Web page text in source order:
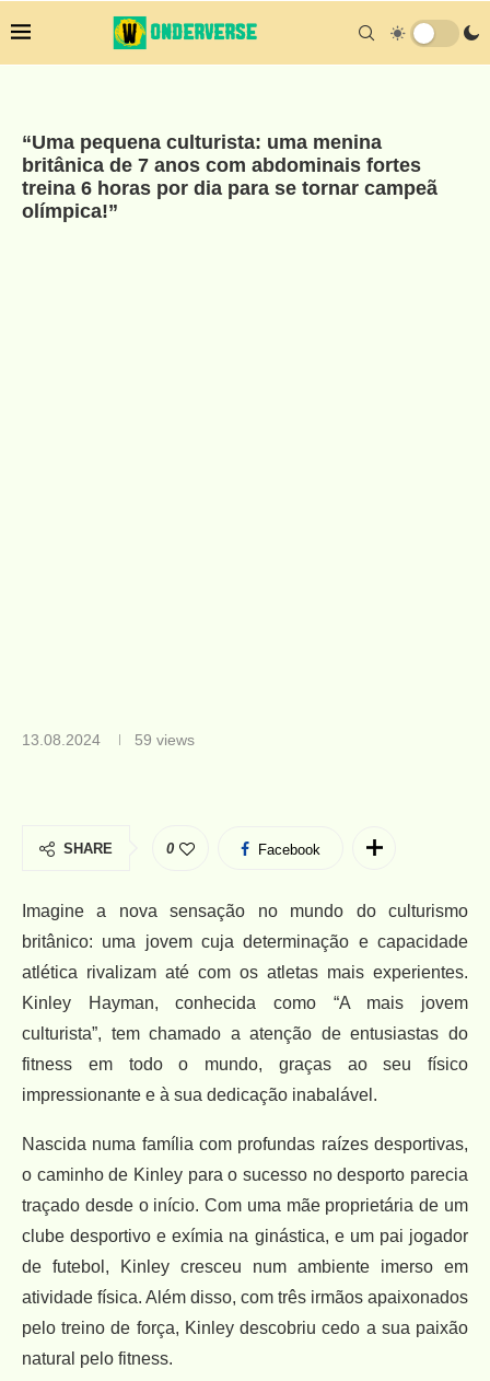
“Uma pequena culturista: uma menina
britânica de 7 anos com abdominais fortes
treina 6 horas por dia para se tornar campeã
olímpica!”
13.08.2024 59 views
SHARE 0 Facebook
Imagine a nova sensação no mundo do culturismo
britânico: uma jovem cuja determinação e capacidade
atlética rivalizam até com os atletas mais experientes.
Kinley Hayman, conhecida como “A mais jovem
culturista”, tem chamado a atenção de entusiastas do
fitness em todo o mundo, graças ao seu físico
impressionante e à sua dedicação inabalável.
Nascida numa família com profundas raízes desportivas,
o caminho de Kinley para o sucesso no desporto parecia
traçado desde o início. Com uma mãe proprietária de um
clube desportivo e exímia na ginástica, e um pai jogador
de futebol, Kinley cresceu num ambiente imerso em
atividade física. Além disso, com três irmãos apaixonados
pelo treino de força, Kinley descobriu cedo a sua paixão
natural pelo fitness.